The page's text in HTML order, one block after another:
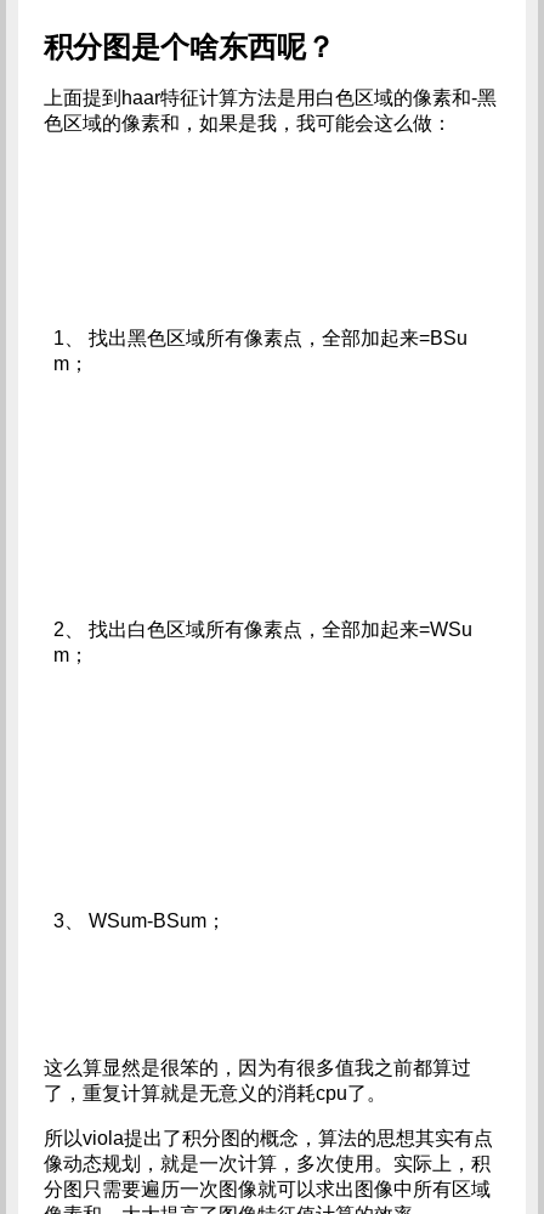
积分图是个啥东西呢？
上面提到haar特征计算方法是用白色区域的像素和-黑
色区域的像素和，如果是我，我可能会这么做：
1、 找出黑色区域所有像素点，全部加起来=BSu
m；
2、 找出白色区域所有像素点，全部加起来=WSu
m；
3、 WSum-BSum；
这么算显然是很笨的，因为有很多值我之前都算过
了，重复计算就是无意义的消耗cpu了。
所以viola提出了积分图的概念，算法的思想其实有点
像动态规划，就是一次计算，多次使用。实际上，积
分图只需要遍历一次图像就可以求出图像中所有区域